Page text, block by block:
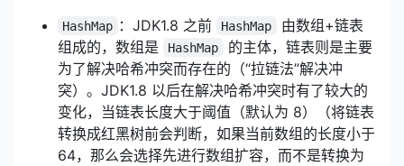
HashMap ：JDK1.8 之前 HashMap
由数组+链表
组成的，数组是
HashMap
的主体，链表则是主要
为了解决哈希冲突而存在的（“拉链法”解决冲
突）。JDK1.8 以后在解决哈希冲突时有了较大的
变化，当链表长度大于阈值（默认为 8）（将链表
转换成红黑树前会判断，如果当前数组的长度小于
64，那么会选择先进行数组扩容，而不是转换为